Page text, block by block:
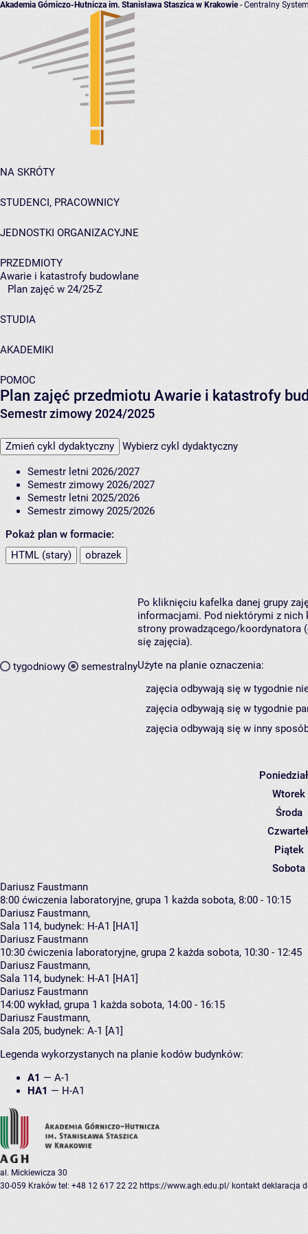
Akademia Górniczo-Hutnicza im. Stanisława Staszica w Krakowie- Centralny
NA SKRÓTY
STUDENCI, PRACOWNICY
JEDNOSTKI ORGANIZACYJNE
PRZEDMIOTY
Awarie i katastrofy budowlane
Plan zajęć w 24/25-Z
STUDIA
AKADEMIKI
POMOC
Plan zajęć przedmiotu Awarie i katastrofy
Semestr zimowy 2024/2025
Zmień cykl dydaktyczny Wybierz cykl dydaktyczny
Semestr letni 2026/2027
Semestr zimowy 2026/2027
Semestr letni 2025/2026
Semestr zimowy 2025/2026
Pokaż plan w formacie:
HTML (stary)
obrazek
tygodniowy semestralny
Po kliknięciu kafelka danej grupy
informacjami. Pod niektórymi z nich
strony prowadzącego/koordynatora
się zajęcia).
Użyte na planie oznaczenia:
zajęcia odbywają się w tygodnie
zajęcia odbywają się w tygodnie
zajęcia odbywają się w inny
Wtorek
Środa
Piątek
Sobota
Dariusz Faustmann
8:00 ćwiczenia laboratoryjne, grupa 1 każda sobota, 8:00 - 10:15
Dariusz Faustmann,
Sala 114, budynek: H-A1 [HA1]
Dariusz Faustmann
10:30 ćwiczenia laboratoryjne, grupa 2 każda sobota, 10:30 - 12:45
Dariusz Faustmann,
Sala 114, budynek: H-A1 [HA1]
Dariusz Faustmann
14:00 wykład, grupa 1 każda sobota, 14:00 - 16:15
Dariusz Faustmann,
Sala 205, budynek: A-1 [A1]
Legenda wykorzystanych na planie kodów budynków:
A1 — A-1
HA1 — H-A1
al. Mickiewicza 30
30-059 Kraków tel: +48 12 617 22 22 https://www.agh.edu.pl/ kontakt deklaracja